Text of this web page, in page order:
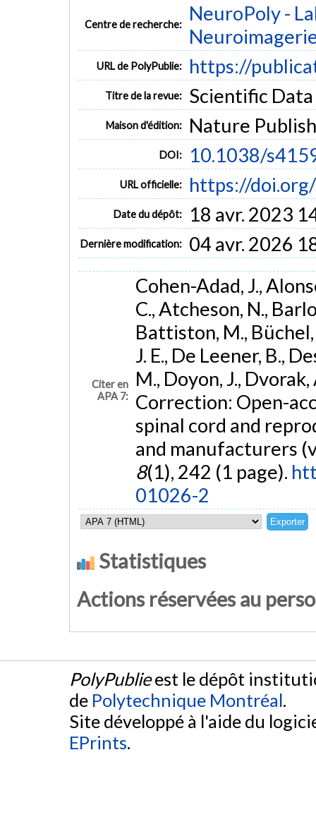
Centre de recherche:
NeuroPoly -
URL de PolyPublie: https://
Titre de la revue: Scientific Data
Maison d'édition: Nature
DOI: 10.1038/
URL officielle: https://
Date du dépôt: 18 avr. 2023
Dernière modification: 04 avr. 2026
Citer en
APA 7:
Cohen-Adad, J.,
C., Atcheson, N.,
Battiston, M., Büchel,
J. E., De Leener, B.,
M., Doyon, J.,
Correction: Open-
spinal cord and
and manufacturers
8(1), 242 (1 page).
01026-2
Statistiques
Actions réservées au
PolyPublieest le dépôt
de Polytechnique Montréal.
Site développé à l'aide du
EPrints.